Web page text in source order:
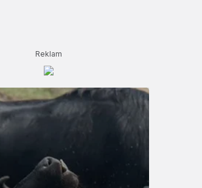
Reklam